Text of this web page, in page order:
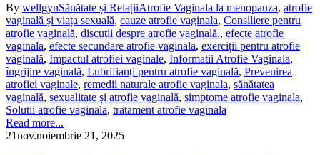
By wellgynSănătate și RelațiiAtrofie Vaginala la menopauza, atrofie
vaginală și viața sexuală, cauze atrofie vaginala, Consiliere pentru
atrofie vaginală, discuții despre atrofie vaginală., efecte atrofie
vaginala, efecte secundare atrofie vaginala, exerciții pentru atrofie
vaginală, Impactul atrofiei vaginale, Informatii Atrofie Vaginala,
îngrijire vaginală, Lubrifianți pentru atrofie vaginală, Prevenirea
atrofiei vaginale, remedii naturale atrofie vaginala, sănătatea
vaginală, sexualitate și atrofie vaginală, simptome atrofie vaginala,
Solutii atrofie vaginala, tratament atrofie vaginala
Read more...
21nov.noiembrie 21, 2025